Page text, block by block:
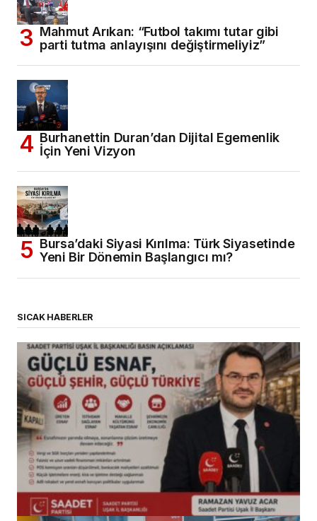
Mahmut Arıkan: “Futbol takımı tutar gibi
parti tutma anlayışını değiştirmeliyiz”
Burhanettin Duran’dan Dijital Egemenlik
İçin Yeni Vizyon
Bursa’daki Siyasi Kırılma: Türk Siyasetinde
Yeni Bir Dönemin Başlangıcı mı?
SICAK HABERLER
(başlıksız)
Alaattin Karahan tarafından 14/07/2026